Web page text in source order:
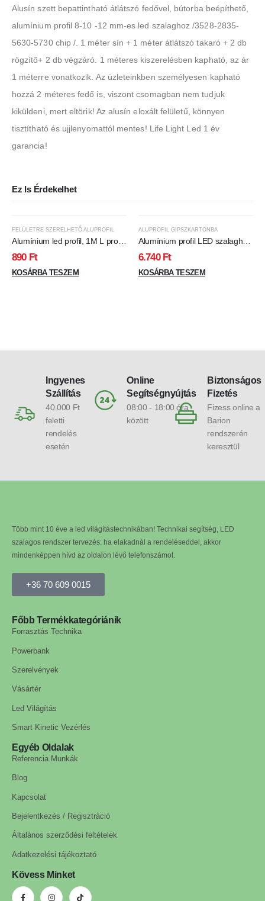
Alusín szett bepattintható átlátszó fedővel, bútorba beépíthető,
alumínium profil 8-10 -12 mm-es led szalaghoz /3528-2835-
5630-5730 chip /. 1 méter sín + 1 méter átlátszó takaró + 2 db
rögzítő+ 2 db végzáró. 1 méteres kiszerelésben kapható, az ár
1 méterre vonatkozik. Az üzleteinkben személyesen kapható
hozzá 2 méteres fedő is, viszont csomagban nem tudjuk
kiküldeni, mert eltörik! Az alusín eloxált felületű, könnyen
tisztítható és ujjlenyomattól mentes! Life Light Led 1 év
garancia!
Ez Is Érdekelhet
FELÜLETRE SZERELHETŐ ALUPROFIL
Alumínium led profil, 1M L profil
led szalaghoz 12*12 mm, 1
méter hosszú alu sín
890 Ft
KOSÁRBA TESZEM
ALUPROFIL GIPSZKARTONBA
Alumínium profil LED szalaghoz
, gipszkartonhoz , 2 méter/db ,
MATT fedővel , eloxált
6.740 Ft
KOSÁRBA TESZEM
Ingyenes
Szállítás
40.000 Ft
feletti
rendelés
esetén
Online
Segítségnyújtás
08:00 - 18:00 óra
között
Biztonságos
Fizetés
Fizess online a
Barion
rendszerén
keresztül
Több mint 10 éve a led világítástechnikában! Technikai segítség, LED
szalagos rendszer tervezés: ha elakadnál a rendeléseddel, akkor
mindenképpen hívd az oldalon lévő telefonszámot.
+36 70 609 0015
Főbb Termékkategóriánik
Forrasztás Technika
Powerbank
Szerelvények
Vásártér
Led Világítás
Smart Kinetic Vezérlés
Egyéb Oldalak
Referencia Munkák
Blog
Kapcsolat
Bejelentkezés / Regisztráció
Általános szerződési feltételek
Adatkezelési tájékoztató
Kövess Minket